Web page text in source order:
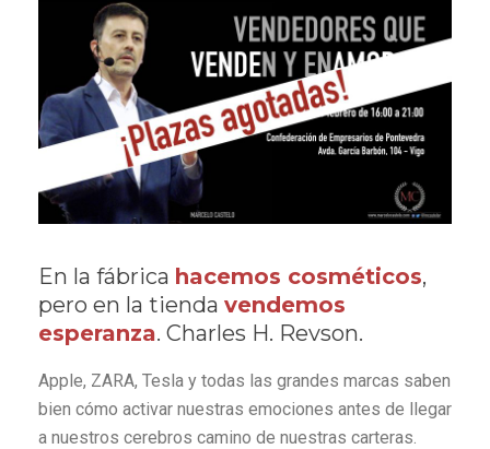
En la fábrica hacemos cosméticos,
pero en la tienda vendemos
esperanza. Charles H. Revson.
Apple, ZARA, Tesla y todas las grandes marcas saben
bien cómo activar nuestras emociones antes de llegar
a nuestros cerebros camino de nuestras carteras.